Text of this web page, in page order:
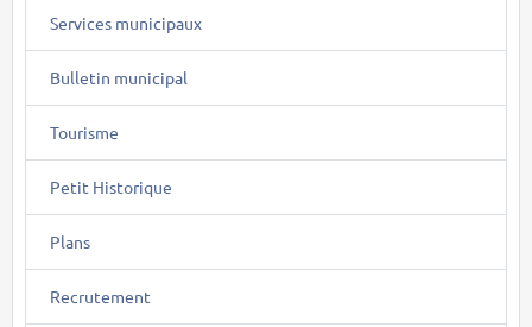
Services municipaux
Bulletin municipal
Tourisme
Petit Historique
Plans
Recrutement